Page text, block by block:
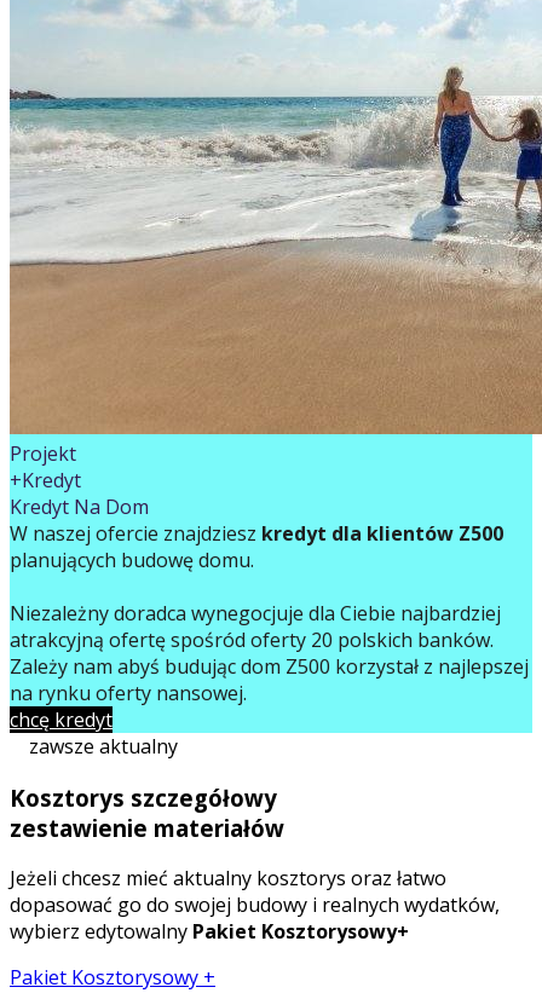
Projekt
+Kredyt
Kredyt Na Dom
W naszej ofercie znajdziesz kredyt dla klientów Z500
planujących budowę domu.
Niezależny doradca wynegocjuje dla Ciebie najbardziej
atrakcyjną ofertę spośród oferty 20 polskich banków.
Zależy nam abyś budując dom Z500 korzystał z najlepszej
na rynku oferty finansowej.
chcę kredyt
zawsze aktualny
Kosztorys szczegółowy
zestawienie materiałów
Jeżeli chcesz mieć aktualny kosztorys oraz łatwo
dopasować go do swojej budowy i realnych wydatków,
wybierz edytowalny Pakiet Kosztorysowy+
Pakiet Kosztorysowy +